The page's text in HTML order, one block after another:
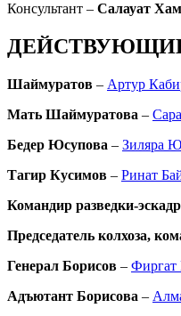
Консультант – Салауат
Шаймуратов – Артур
Мать Шаймуратова –
Бедер Юсупова – Зиляра
Тагир Кусимов – Ринат
Командир разведки-
Председатель колхоза,
Генерал Борисов – Фиргат
Адъютант Борисова –